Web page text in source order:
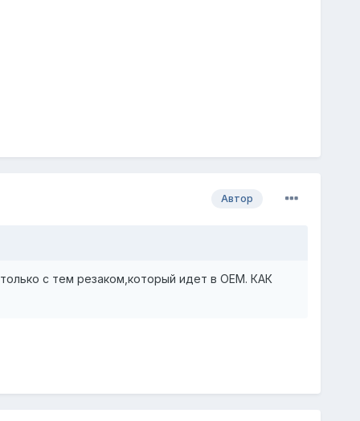
Автор
с тем резаком,который идет в OEM. КАК